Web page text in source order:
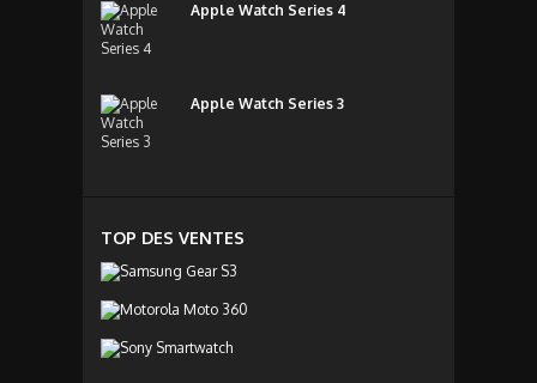
Apple Watch Series 4
Apple Watch Series 3
TOP DES VENTES